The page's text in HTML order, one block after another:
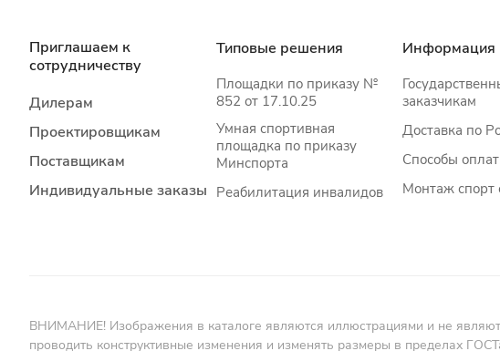
Приглашаем к
сотрудничеству
Дилерам
Проектировщикам
Поставщикам
Индивидуальные заказы
Типовые решения
Площадки по приказу №
852 от 17.10.25
Умная спортивная
площадка по приказу
Минспорта
Реабилитация инвалидов
Информация
заказчикам
Доставка по
Способы
Монтаж спорт
ВНИМАНИЕ! Изображения в каталоге являются иллюстрациями и не
проводить конструктивные изменения и изменять размеры в пределах